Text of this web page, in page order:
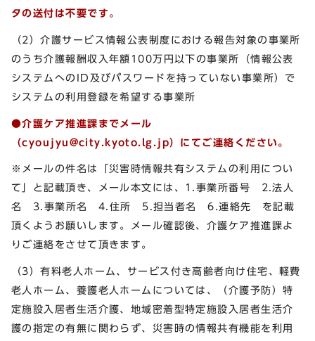
タの送付は不要です。
（2）介護サービス情報公表制度における報告対象の事業所
のうち介護報酬収入年額100万円以下の事業所（情報公表
システムへのID及びパスワードを持っていない事業所）で
システムの利用登録を希望する事業所
●介護ケア推進課までメール
（cyoujyu@city.kyoto.lg.jp） にてご連絡ください。
※メールの件名は「災害時情報共有システムの利用につい
て」と記載頂き、メール本文には、1.事業所番号 2.法人
名 3.事業所名 4.住所 5.担当者名 6.連絡先 を記載
頂くようお願いします。メール確認後、介護ケア推進課よ
りご連絡をさせて頂きます。
（3）有料老人ホーム、サービス付き高齢者向け住宅、軽費
老人ホーム、養護老人ホームについては、（介護予防）特
定施設入居者生活介護、地域密着型特定施設入居者生活介
護の指定の有無に関わらず、災害時の情報共有機能を利用